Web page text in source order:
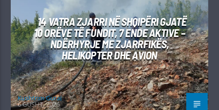
14 VATRA ZJARRI NË SHQIPËRI GJATË
10 ORËVE TË FUNDIT, 7 ENDE AKTIVE –
NDËRHYRJE ME ZJARRFIKËS,
HELIKOPTER DHE AVION
Kushtrim Guraj
6 GUSHT, 2026